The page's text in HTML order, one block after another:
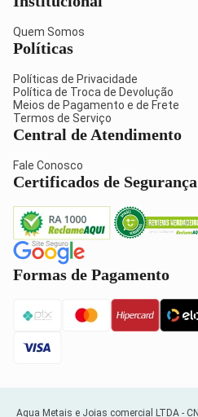
Quem Somos
Políticas
Políticas de Privacidade
Política de Troca de Devolução
Meios de Pagamento e de Frete
Termos de Serviço
Central de Atendimento
Fale Conosco
Certificados de Segurança
Formas de Pagamento
Aqua Metais e Joias comercial LTDA -